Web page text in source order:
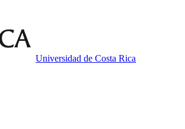
Universidad de Costa Rica